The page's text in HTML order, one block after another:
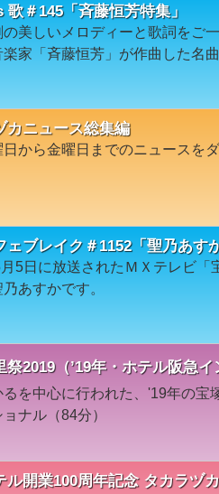
歌＃145「斉藤恒芳特集」
美しいメロディーと歌詞をご
家「斉藤恒芳」が作曲した名
カニュース総集編
から金曜日までのニュースを
ェブレイク＃1152「聖乃あす
5日に放送されたＭＸテレビ「
あすかです。
祭2019（’19年・ホテル阪急イ
を中心に行われた、'19年の宝
ナル（84分）
ル開業100周年記念 タカラヅ